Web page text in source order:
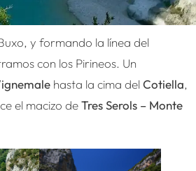
y formando la línea del
con los Pirineos. Un
hasta la cima delCotiella,
el macizo deTres Serols – Monte